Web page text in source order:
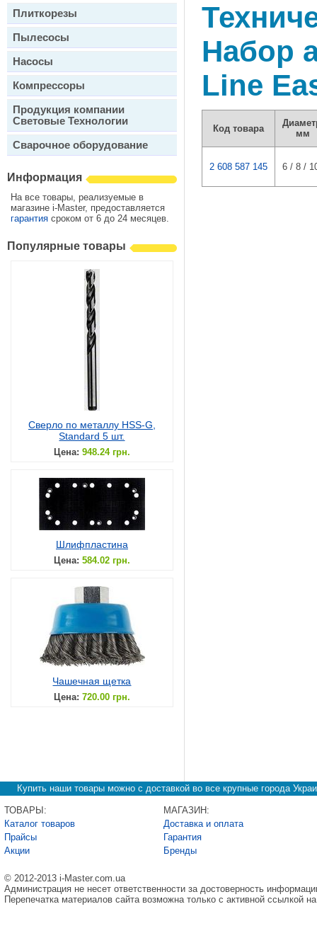
Плиткорезы
Пылесосы
Насосы
Компрессоры
Продукция компании
Световые Технологии
Сварочное оборудование
Информация
На все товары, реализуемые в
магазине i-Master, предоставляется
гарантия сроком от 6 до 24 месяцев.
Популярные товары
Сверло по металлу HSS-G,
Standard 5 шт.
Цена: 948.24 грн.
Шлифпластина
Цена: 584.02 грн.
Чашечная щетка
Цена: 720.00 грн.
Набор
Line
Код товара
мм
2 608 587 145 6 / 8 /
Купить наши товары можно с доставкой во все крупные города
ТОВАРЫ:
Каталог товаров
Прайсы
Акции
МАГАЗИН:
Доставка и оплата
Гарантия
Бренды
© 2012-2013 i-Master.com.ua
Администрация не несет ответственности за достоверность
Перепечатка материалов сайта возможна только с активной ссылкой